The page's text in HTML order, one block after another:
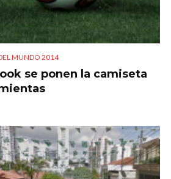
MUNDO 2014
se ponen la camiseta